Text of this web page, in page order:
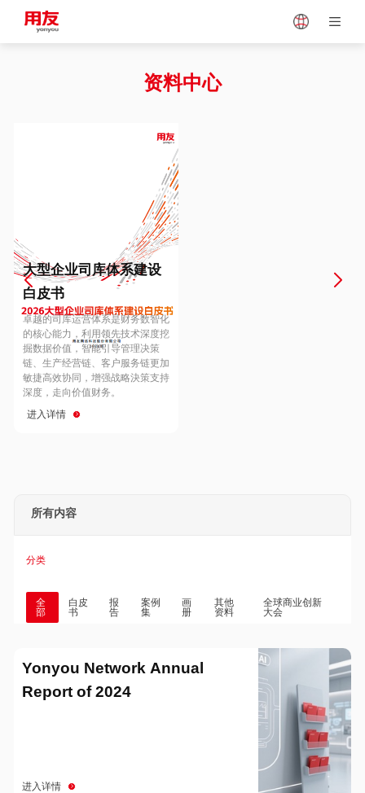
Vietnam
Europe
Hungary
Hong Kong
资料中心
大型企业司库体系建设
白皮书
卓越的司库运营体系是财务数智化
的核心能力，利用领先技术深度挖
掘数据价值，智能引导管理决策
链、生产经营链、客户服务链更加
敏捷高效协同，增强战略決策支持
深度，走向价值财务。
进入详情
所有内容
分类
全
部
白皮
书
报
告
案例
集
画
册
其他
资料
全球商业创新
大会
Yonyou Network Annual
Report of 2024
进入详情